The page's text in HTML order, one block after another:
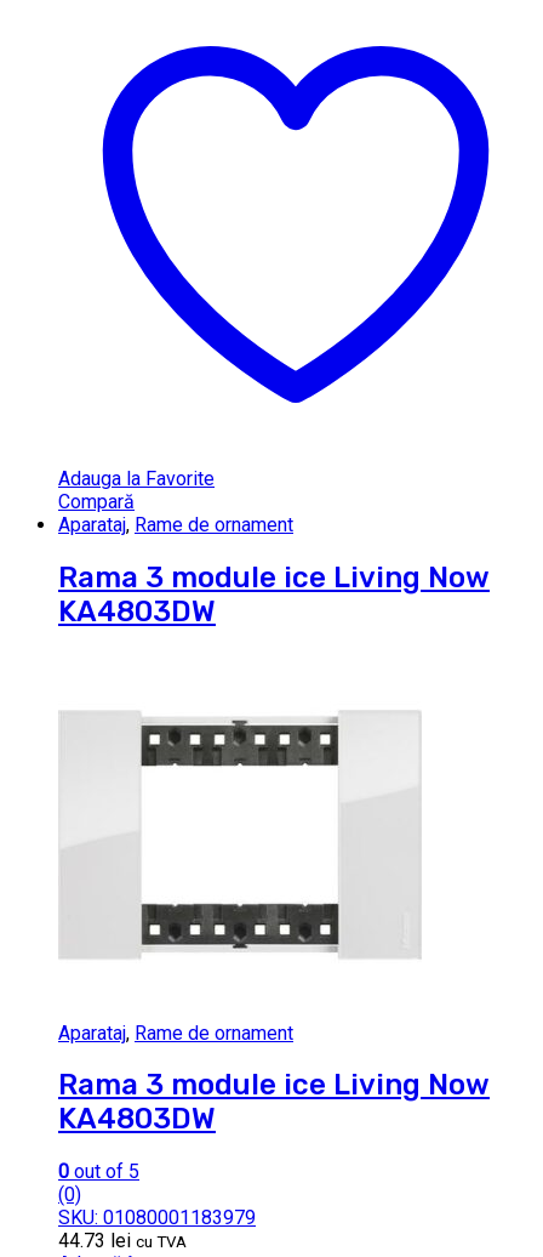
Adauga la Favorite
Compară
Aparataj, Rame de ornament
Rama 3 module ice Living Now
KA4803DW
Aparataj, Rame de ornament
Rama 3 module ice Living Now
KA4803DW
0 out of 5
(0)
SKU: 01080001183979
44.73 lei cu TVA